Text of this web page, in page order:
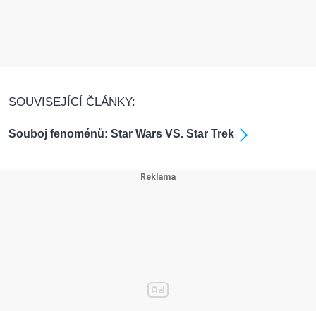
SOUVISEJÍCÍ ČLÁNKY:
Souboj fenoménů: Star Wars VS. Star Trek